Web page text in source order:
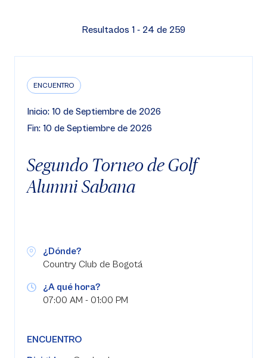
Resultados 1 - 24 de 259
ENCUENTRO
Inicio: 10 de Septiembre de 2026
Fin: 10 de Septiembre de 2026
Segundo Torneo de Golf
Alumni Sabana
¿Dónde?
Country Club de Bogotá
¿A qué hora?
07:00 AM - 01:00 PM
ENCUENTRO